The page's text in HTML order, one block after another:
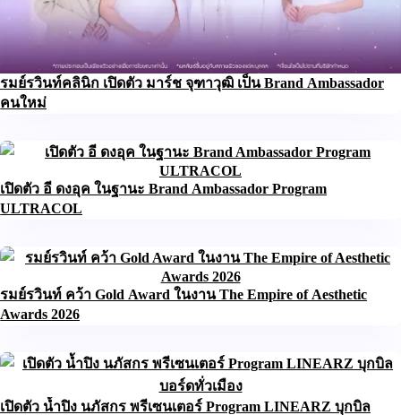
รมย์รวินท์คลินิก เปิดตัว มาร์ช จุฑาวุฒิ เป็น Brand Ambassador
คนใหม่
เปิดตัว อี ดงอุค ในฐานะ Brand Ambassador Program
ULTRACOL
รมย์รวินท์ คว้า Gold Award ในงาน The Empire of Aesthetic
Awards 2026
เปิดตัว น้ำปิง นภัสกร พรีเซนเตอร์ Program LINEARZ บุกบิล